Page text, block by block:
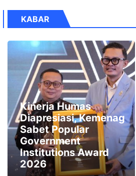
KABAR
Kinerja Humas
Diapresiasi, Kemenag
Sabet Popular
Government
Institutions Award
2026